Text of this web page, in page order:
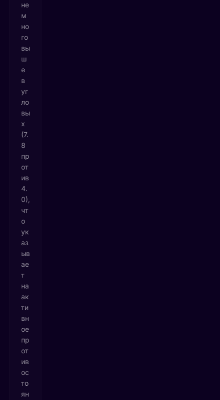
не
м
но
го
вы
ш
е
в
уг
ло
вы
х
(7.
8
пр
от
ив
4.
0),
чт
о
ук
аз
ыв
ае
т
на
ак
ти
вн
ое
пр
от
ив
ос
то
ян